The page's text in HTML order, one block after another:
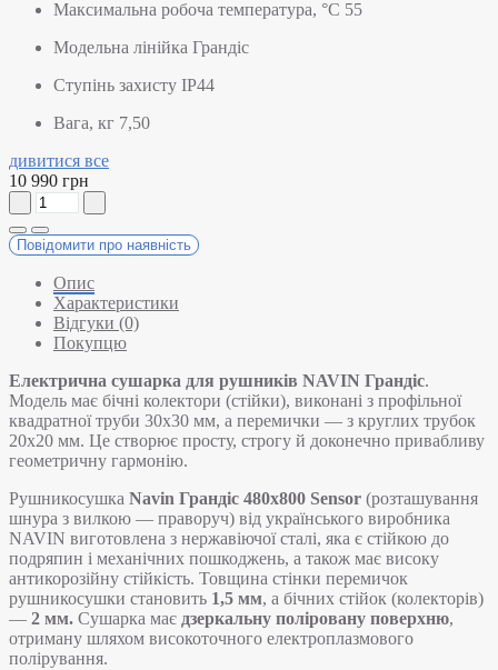
Максимальна робоча температура, °C 55
Модельна лінійка Грандіс
Ступінь захисту IP44
Вага, кг 7,50
дивитися все
10 990 грн
Повідомити про наявність
Опис
Характеристики
Відгуки (0)
Покупцю
Електрична сушарка для рушників NAVIN Грандіс.
Модель має бічні колектори (стійки), виконані з профільної
квадратної труби 30х30 мм, а перемички — з круглих трубок
20х20 мм. Це створює просту, строгу й доконечно привабливу
геометричну гармонію.
Рушникосушка Navin Грандіс 480х800 Sensor (розташування
шнура з вилкою — праворуч) від українського виробника
NAVIN виготовлена з нержавіючої сталі, яка є стійкою до
подряпин і механічних пошкоджень, а також має високу
антикорозійну стійкість. Товщина стінки перемичок
рушникосушки становить 1,5 мм, а бічних стійок (колекторів)
— 2 мм. Сушарка має дзеркальну поліровану поверхню,
отриману шляхом високоточного електроплазмового
полірування.